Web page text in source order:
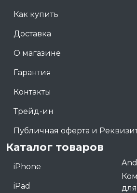
Как купить
Доставка
О магазине
Гарантия
Контакты
Трейд-ин
Публичная оферта и
Каталог товаров
iPhone
iPad